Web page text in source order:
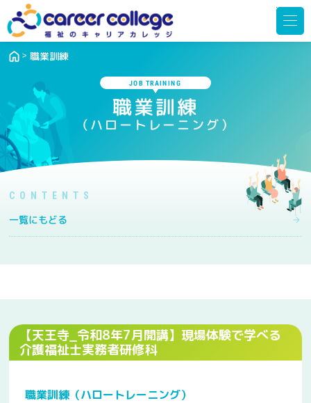
メ
ー
を
職業訓練
JOB TRAINING
職業訓練
（ハロートレーニング）
一覧にもどる
【天王寺_令和8年7月開講】現場体験で学べる
介護福祉士実務者研修科
職業訓練（ハロートレーニング）